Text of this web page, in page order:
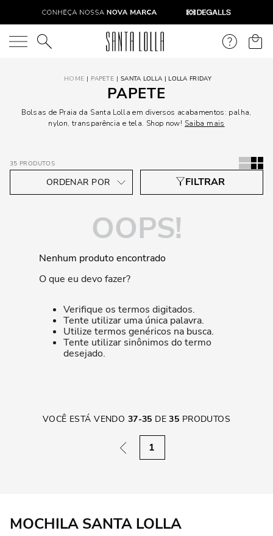
O que você está procurando?
PAPETE SANTA LOLLA | LOLLA FRIDAY
PAPETE
Bolsas de Praia da Santa Lolla em diversos acabamentos: palha,
nylon, transparência e tela. Shop now! Saiba mais
35 PRODUTOS
OOPS!
Nenhum produto encontrado
O que eu devo fazer?
Verifique os termos digitados.
Tente utilizar uma única palavra.
Utilize termos genéricos na busca.
Tente utilizar sinônimos do termo
desejado.
VOCÊ ESTÁ VENDO 37-35 DE35 PRODUTOS
1
MOCHILA SANTA LOLLA